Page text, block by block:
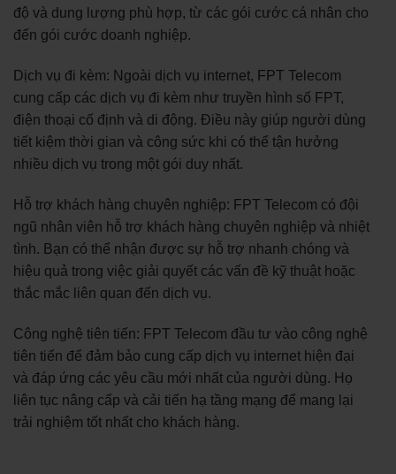
độ và dung lượng phù hợp, từ các gói cước cá nhân cho
đến gói cước doanh nghiệp.
Dịch vụ đi kèm: Ngoài dịch vụ internet, FPT Telecom
cung cấp các dịch vụ đi kèm như truyền hình số FPT,
điện thoại cố định và di động. Điều này giúp người dùng
tiết kiệm thời gian và công sức khi có thể tận hưởng
nhiều dịch vụ trong một gói duy nhất.
Hỗ trợ khách hàng chuyên nghiệp: FPT Telecom có đội
ngũ nhân viên hỗ trợ khách hàng chuyên nghiệp và nhiệt
tình. Bạn có thể nhận được sự hỗ trợ nhanh chóng và
hiệu quả trong việc giải quyết các vấn đề kỹ thuật hoặc
thắc mắc liên quan đến dịch vụ.
Công nghệ tiên tiến: FPT Telecom đầu tư vào công nghệ
tiên tiến để đảm bảo cung cấp dịch vụ internet hiện đại
và đáp ứng các yêu cầu mới nhất của người dùng. Họ
liên tục nâng cấp và cải tiến hạ tầng mạng để mang lại
trải nghiệm tốt nhất cho khách hàng.